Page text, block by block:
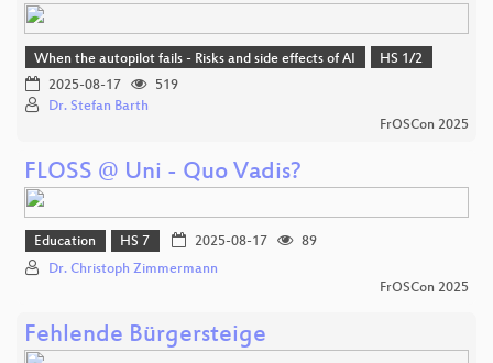
When the autopilot fails - Risks and side effects of AI
HS 1/2
2025-08-17
519
Dr. Stefan Barth
FrOSCon 2025
FLOSS @ Uni - Quo Vadis?
Education HS 7 2025-08-17
89
Dr. Christoph Zimmermann
FrOSCon 2025
Fehlende Bürgersteige